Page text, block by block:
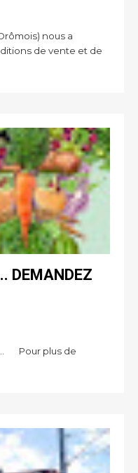
nous a
de vente et de
DEMANDEZ
Pour plus de